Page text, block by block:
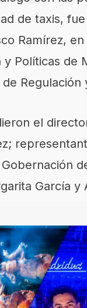
de taxis,
Ramírez,
y Políticas de
el
García y